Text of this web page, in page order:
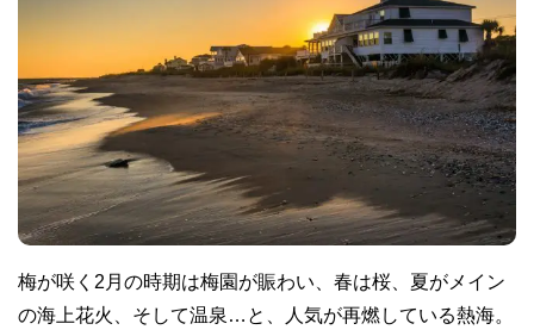
梅が咲く2月の時期は梅園が賑わい、春は桜、夏がメイン
の海上花火、そして温泉…と、人気が再燃している熱海。